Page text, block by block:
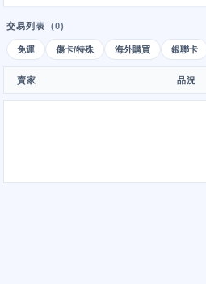
交易列表 (0)
免運 傷卡/特殊 海外購買 銀聯卡
賣家 品況